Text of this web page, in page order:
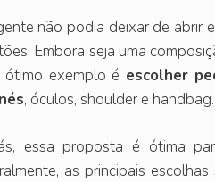
não podia deixar de abrir
Embora seja uma
ótimo exemplo é escolher
, óculos, shoulder e handbag.
essa proposta é ótima
as principais escolhas